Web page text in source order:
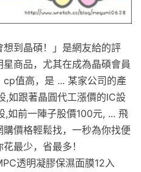
到晶碩！」是網友給的評
商品，尤其在成為晶碩會員
值高，是 ... 某家公司的產
,如跟著晶圓代工漲價的IC設
,如前一陣子股價100元, ... 飛
價格輕鬆找，一秒為你找便
最少，省最多！
透明凝膠保濕面膜12入